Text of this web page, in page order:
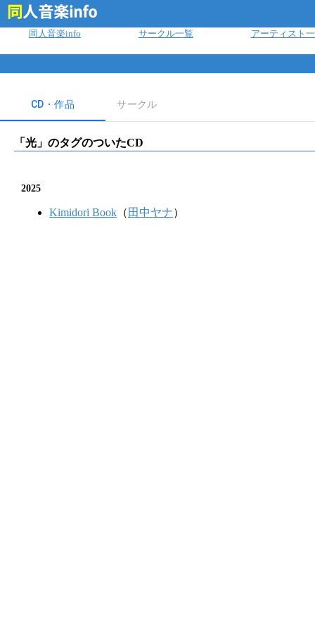
同人音楽info サークル一覧 アーティスト
CD・作品 サークル
「 光 」のタグのついたCD
2025
Kimidori Book （ 田中ヤナ）